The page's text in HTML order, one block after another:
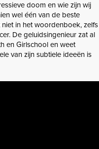
doom en wie zijn wij
wel één van de beste
in het woordenboek, zelfs
De geluidsingenieur zat al
en Girlschool en weet
van zijn subtiele ideeën is